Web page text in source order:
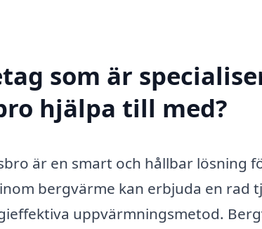
som är
hjälpa till med?
är en smart och hållbar lösning
bergvärme kan erbjuda en rad
uppvärmningsmetod.